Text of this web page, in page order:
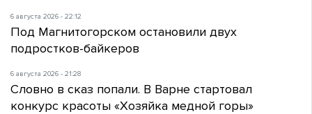
6 августа 2026 - 22:12
Под Магнитогорском остановили двух
подростков-байкеров
6 августа 2026 - 21:28
Словно в сказ попали. В Варне стартовал
конкурс красоты «Хозяйка медной горы»